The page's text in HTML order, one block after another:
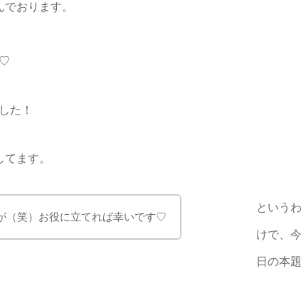
おります。
♡
た！
てます。
（笑）お役に立てれば幸いです♡
というわ
けで、今
日の本題